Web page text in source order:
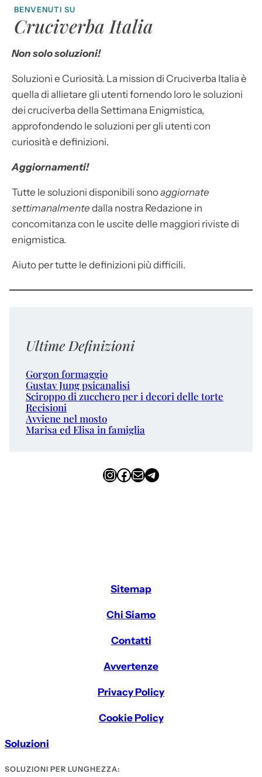
BENVENUTI SU
Cruciverba Italia
Non solo soluzioni!
Soluzioni e Curiosità. La mission di Cruciverba Italia è
quella di allietare gli utenti fornendo loro le soluzioni
dei cruciverba della Settimana Enigmistica,
approfondendo le soluzioni per gli utenti con
curiosità e definizioni.
Aggiornamenti!
Tutte le soluzioni disponibili sonoaggiornate
settimanalmente dalla nostra Redazione in
concomitanza con le uscite delle maggiori riviste di
enigmistica.
Aiuto per tutte le definizioni più difficili.
Ultime Definizioni
Gorgon formaggio
Gustav Jung psicanalisi
Sciroppo di zucchero per i decori delle torte
Recisioni
Avviene nel mosto
Marisa ed Elisa in famiglia
InstagramFacebook Email Telegram
Sitemap
Chi Siamo
Contatti
Avvertenze
Privacy Policy
Cookie Policy
Soluzioni
SOLUZIONI PER LUNGHEZZA: